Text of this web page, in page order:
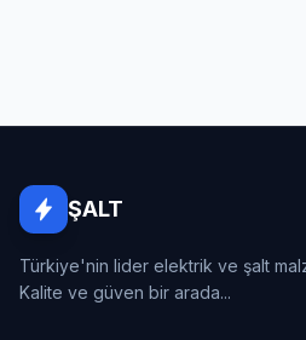
ŞALT
Türkiye'nin lider elektrik ve şalt
Kalite ve güven bir arada...